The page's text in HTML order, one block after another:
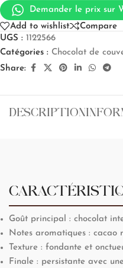
Demander le prix sur
Add to wishlist
Compare
UGS : 1122566
Catégories : Chocolat de
Share:
DESCRIPTION
Goût principal : chocolat
Notes aromatiques : cacao
Texture : fondante et
Finale : persistante avec